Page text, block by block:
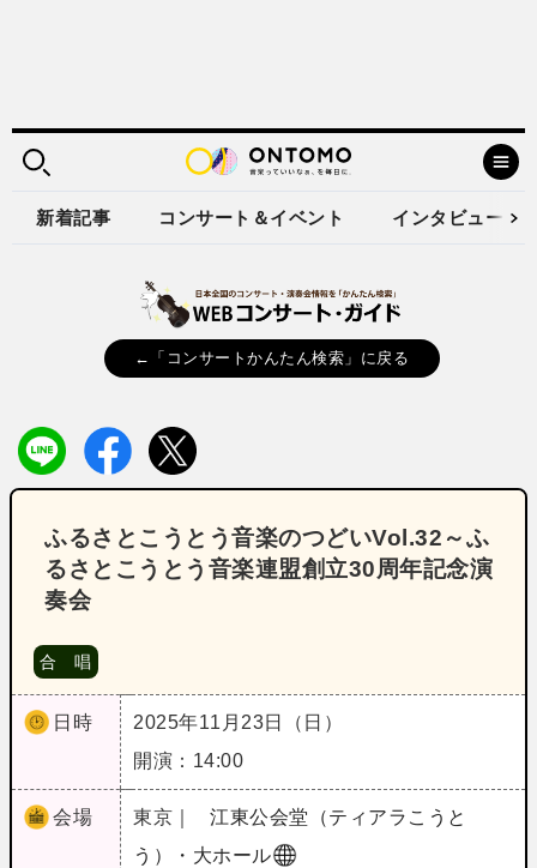
新着記事 コンサート＆イベント インタビュー
←「コンサートかんたん検索」に戻る
ふるさとこうとう音楽のつどいVol.32～ふ
るさとこうとう音楽連盟創立30周年記念演
奏会
合 唱
日時
2025年11月23日（日）
開演：14:00
会場 東京｜
江東公会堂（ティアラこうと
う）・大ホール